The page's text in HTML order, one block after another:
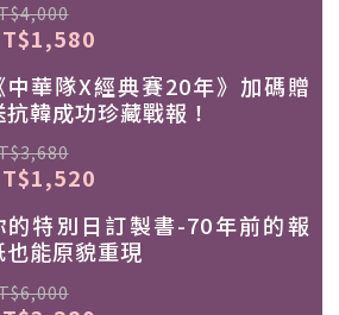
中華隊X經典賽20年》加碼贈
抗韓成功珍藏戰報！
的特別日訂製書-70年前的報
也能原貌重現